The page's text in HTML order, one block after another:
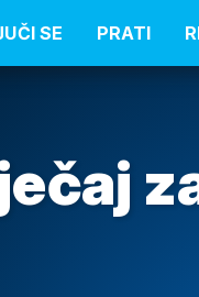
SE PRATI